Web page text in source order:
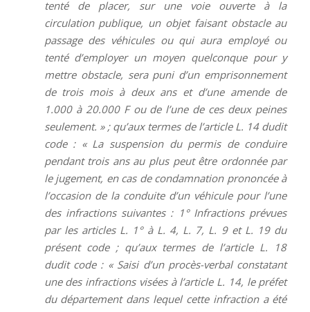
tenté de placer, sur une voie ouverte à la
circulation publique, un objet faisant obstacle au
passage des véhicules ou qui aura employé ou
tenté d’employer un moyen quelconque pour y
mettre obstacle, sera puni d’un emprisonnement
de trois mois à deux ans et d’une amende de
1.000 à 20.000 F ou de l’une de ces deux peines
seulement. » ; qu’aux termes de l’article L. 14 dudit
code : « La suspension du permis de conduire
pendant trois ans au plus peut être ordonnée par
le jugement, en cas de condamnation prononcée à
l’occasion de la conduite d’un véhicule pour l’une
des infractions suivantes : 1° Infractions prévues
par les articles L. 1° à L. 4, L. 7, L. 9 et L. 19 du
présent code ; qu’aux termes de l’article L. 18
dudit code : « Saisi d’un procès-verbal constatant
une des infractions visées à l’article L. 14, le préfet
du département dans lequel cette infraction a été